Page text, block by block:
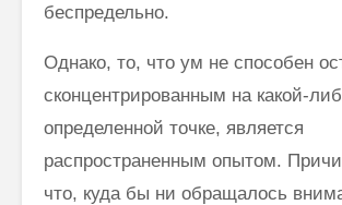
беспредельно.
Однако, то, что ум не способен
сконцентрированным на какой-
определенной точке, является
распространенным опытом.
что, куда бы ни обращалось